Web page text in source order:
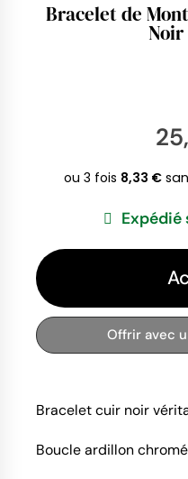
Bracelet de
Noir
Expédié
Offrir avec
Bracelet cuir noir
Boucle ardillon